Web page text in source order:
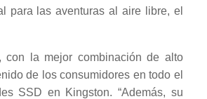
para las aventuras al aire libre, el
con la mejor combinación de alto
de los consumidores en todo el
SSD en Kingston. “Además, su